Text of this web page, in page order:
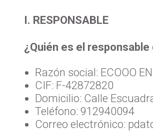
I. RESPONSABLE
¿Quién es el
Razón social: ECOOO
CIF: F-42872820
Domicilio: Calle
Teléfono: 912940094
Correo electrónico: